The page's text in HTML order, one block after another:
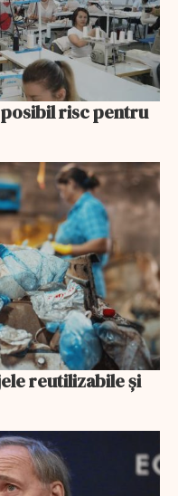
risc pentru
reutilizabile și